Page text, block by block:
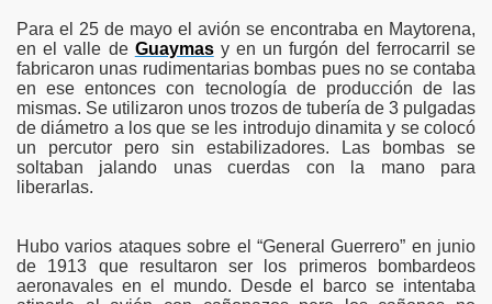
Para el 25 de mayo el avión se encontraba en Maytorena,
en el valle de Guaymasy en un furgón del ferrocarril se
fabricaron unas rudimentarias bombas pues no se contaba
en ese entonces con tecnología de producción de las
mismas. Se utilizaron unos trozos de tubería de 3 pulgadas
de diámetro a los que se les introdujo dinamita y se colocó
un percutor pero sin estabilizadores. Las bombas se
soltaban jalando unas cuerdas con la mano para
liberarlas.
Hubo varios ataques sobre el “General Guerrero” en junio
de 1913 que resultaron ser los primeros bombardeos
aeronavales en el mundo. Desde el barco se intentaba